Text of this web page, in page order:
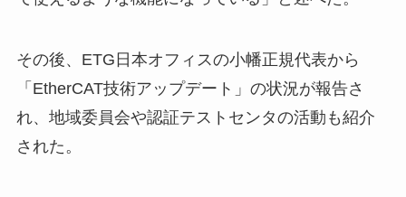
その後、ETG日本オフィスの小幡正規代表から
「EtherCAT技術アップデート」の状況が報告さ
れ、地域委員会や認証テストセンタの活動も紹介
された。